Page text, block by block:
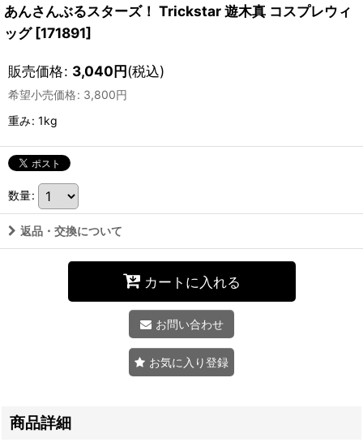
あんさんぶるスターズ！ Trickstar 遊木真 コスプレウィ
ッグ [171891]
販売価格: 3,040円(税込)
希望小売価格: 3,800円
重み: 1kg
数量:
返品・交換について
カートに入れる
お問い合わせ
お気に入り登録
商品詳細